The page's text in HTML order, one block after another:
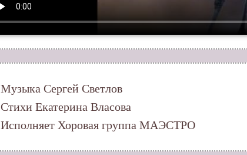
Музыка Сергей Светлов
Стихи Екатерина Власова
Исполняет Хоровая группа МАЭСТРО